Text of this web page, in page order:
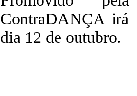
ContraDANÇA irá
dia 12 de outubro.